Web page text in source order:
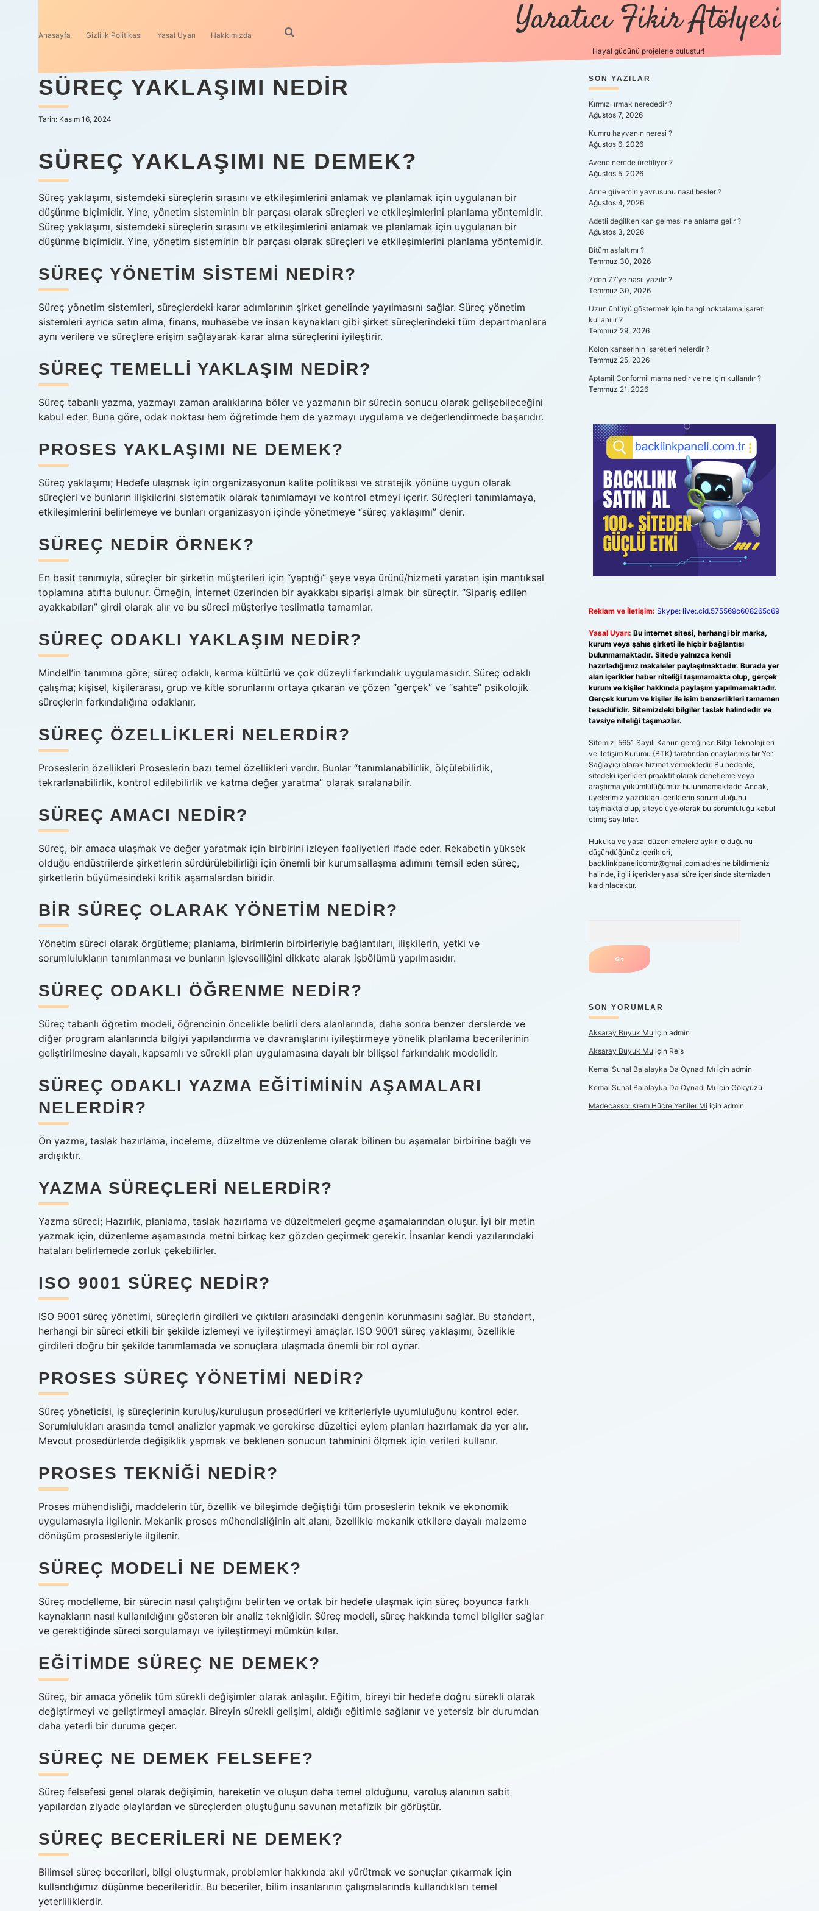
Anasayfa Gizlilik Politikası Yasal Uyarı Hakkımızda Yaratıcı Fikir Atölyesi
Hayal gücünü projelerle buluştur!
SÜREÇ YAKLAŞIMI NEDIR
Tarih: Kasım 16, 2024
SÜREÇ YAKLAŞIMI NE DEMEK?
Süreç yaklaşımı, sistemdeki süreçlerin sırasını ve etkileşimlerini anlamak ve planlamak için uygulanan bir
düşünme biçimidir. Yine, yönetim sisteminin bir parçası olarak süreçleri ve etkileşimlerini planlama yöntemidir.
Süreç yaklaşımı, sistemdeki süreçlerin sırasını ve etkileşimlerini anlamak ve planlamak için uygulanan bir
düşünme biçimidir. Yine, yönetim sisteminin bir parçası olarak süreçleri ve etkileşimlerini planlama yöntemidir.
SÜREÇ YÖNETIM SISTEMI NEDIR?
Süreç yönetim sistemleri, süreçlerdeki karar adımlarının şirket genelinde yayılmasını sağlar. Süreç yönetim
sistemleri ayrıca satın alma, finans, muhasebe ve insan kaynakları gibi şirket süreçlerindeki tüm departmanlara
aynı verilere ve süreçlere erişim sağlayarak karar alma süreçlerini iyileştirir.
SÜREÇ TEMELLI YAKLAŞIM NEDIR?
Süreç tabanlı yazma, yazmayı zaman aralıklarına böler ve yazmanın bir sürecin sonucu olarak gelişebileceğini
kabul eder. Buna göre, odak noktası hem öğretimde hem de yazmayı uygulama ve değerlendirmede başarıdır.
PROSES YAKLAŞIMI NE DEMEK?
Süreç yaklaşımı; Hedefe ulaşmak için organizasyonun kalite politikası ve stratejik yönüne uygun olarak
süreçleri ve bunların ilişkilerini sistematik olarak tanımlamayı ve kontrol etmeyi içerir. Süreçleri tanımlamaya,
etkileşimlerini belirlemeye ve bunları organizasyon içinde yönetmeye “süreç yaklaşımı” denir.
SÜREÇ NEDIR ÖRNEK?
En basit tanımıyla, süreçler bir şirketin müşterileri için “yaptığı” şeye veya ürünü/hizmeti yaratan işin mantıksal
toplamına atıfta bulunur. Örneğin, İnternet üzerinden bir ayakkabı siparişi almak bir süreçtir. “Sipariş edilen
ayakkabıları” girdi olarak alır ve bu süreci müşteriye teslimatla tamamlar.
SÜREÇ ODAKLI YAKLAŞIM NEDIR?
Mindell’in tanımına göre; süreç odaklı, karma kültürlü ve çok düzeyli farkındalık uygulamasıdır. Süreç odaklı
çalışma; kişisel, kişilerarası, grup ve kitle sorunlarını ortaya çıkaran ve çözen “gerçek” ve “sahte” psikolojik
süreçlerin farkındalığına odaklanır.
SÜREÇ ÖZELLIKLERI NELERDIR?
Proseslerin özellikleri Proseslerin bazı temel özellikleri vardır. Bunlar “tanımlanabilirlik, ölçülebilirlik,
tekrarlanabilirlik, kontrol edilebilirlik ve katma değer yaratma” olarak sıralanabilir.
SÜREÇ AMACI NEDIR?
Süreç, bir amaca ulaşmak ve değer yaratmak için birbirini izleyen faaliyetleri ifade eder. Rekabetin yüksek
olduğu endüstrilerde şirketlerin sürdürülebilirliği için önemli bir kurumsallaşma adımını temsil eden süreç,
şirketlerin büyümesindeki kritik aşamalardan biridir.
BIR SÜREÇ OLARAK YÖNETIM NEDIR?
Yönetim süreci olarak örgütleme; planlama, birimlerin birbirleriyle bağlantıları, ilişkilerin, yetki ve
sorumlulukların tanımlanması ve bunların işlevselliğini dikkate alarak işbölümü yapılmasıdır.
SÜREÇ ODAKLI ÖĞRENME NEDIR?
Süreç tabanlı öğretim modeli, öğrencinin öncelikle belirli ders alanlarında, daha sonra benzer derslerde ve
diğer program alanlarında bilgiyi yapılandırma ve davranışlarını iyileştirmeye yönelik planlama becerilerinin
geliştirilmesine dayalı, kapsamlı ve sürekli plan uygulamasına dayalı bir bilişsel farkındalık modelidir.
SÜREÇ ODAKLI YAZMA EĞITIMININ AŞAMALARI
NELERDIR?
Ön yazma, taslak hazırlama, inceleme, düzeltme ve düzenleme olarak bilinen bu aşamalar birbirine bağlı ve
ardışıktır.
YAZMA SÜREÇLERI NELERDIR?
Yazma süreci; Hazırlık, planlama, taslak hazırlama ve düzeltmeleri geçme aşamalarından oluşur. İyi bir metin
yazmak için, düzenleme aşamasında metni birkaç kez gözden geçirmek gerekir. İnsanlar kendi yazılarındaki
hataları belirlemede zorluk çekebilirler.
ISO 9001 SÜREÇ NEDIR?
ISO 9001 süreç yönetimi, süreçlerin girdileri ve çıktıları arasındaki dengenin korunmasını sağlar. Bu standart,
herhangi bir süreci etkili bir şekilde izlemeyi ve iyileştirmeyi amaçlar. ISO 9001 süreç yaklaşımı, özellikle
girdileri doğru bir şekilde tanımlamada ve sonuçlara ulaşmada önemli bir rol oynar.
PROSES SÜREÇ YÖNETIMI NEDIR?
Süreç yöneticisi, iş süreçlerinin kuruluş/kuruluşun prosedürleri ve kriterleriyle uyumluluğunu kontrol eder.
Sorumlulukları arasında temel analizler yapmak ve gerekirse düzeltici eylem planları hazırlamak da yer alır.
Mevcut prosedürlerde değişiklik yapmak ve beklenen sonucun tahminini ölçmek için verileri kullanır.
PROSES TEKNIĞI NEDIR?
Proses mühendisliği, maddelerin tür, özellik ve bileşimde değiştiği tüm proseslerin teknik ve ekonomik
uygulamasıyla ilgilenir. Mekanik proses mühendisliğinin alt alanı, özellikle mekanik etkilere dayalı malzeme
dönüşüm prosesleriyle ilgilenir.
SÜREÇ MODELI NE DEMEK?
Süreç modelleme, bir sürecin nasıl çalıştığını belirten ve ortak bir hedefe ulaşmak için süreç boyunca farklı
kaynakların nasıl kullanıldığını gösteren bir analiz tekniğidir. Süreç modeli, süreç hakkında temel bilgiler sağlar
ve gerektiğinde süreci sorgulamayı ve iyileştirmeyi mümkün kılar.
EĞITIMDE SÜREÇ NE DEMEK?
Süreç, bir amaca yönelik tüm sürekli değişimler olarak anlaşılır. Eğitim, bireyi bir hedefe doğru sürekli olarak
değiştirmeyi ve geliştirmeyi amaçlar. Bireyin sürekli gelişimi, aldığı eğitimle sağlanır ve yetersiz bir durumdan
daha yeterli bir duruma geçer.
SÜREÇ NE DEMEK FELSEFE?
Süreç felsefesi genel olarak değişimin, hareketin ve oluşun daha temel olduğunu, varoluş alanının sabit
yapılardan ziyade olaylardan ve süreçlerden oluştuğunu savunan metafizik bir görüştür.
SÜREÇ BECERILERI NE DEMEK?
Bilimsel süreç becerileri, bilgi oluşturmak, problemler hakkında akıl yürütmek ve sonuçlar çıkarmak için
kullandığımız düşünme becerileridir. Bu beceriler, bilim insanlarının çalışmalarında kullandıkları temel
yeterliliklerdir.
SIDEBAR
SON YAZILAR
Kırmızı ırmak nerededir ?
Ağustos 7, 2026
Kumru hayvanın neresi ?
Ağustos 6, 2026
Avene nerede üretiliyor ?
Ağustos 5, 2026
Anne güvercin yavrusunu nasıl besler ?
Ağustos 4, 2026
Adetli değilken kan gelmesi ne anlama gelir ?
Ağustos 3, 2026
Bitüm asfalt mı ?
Temmuz 30, 2026
7’den 77’ye nasıl yazılır ?
Temmuz 30, 2026
Uzun ünlüyü göstermek için hangi noktalama işareti
kullanılır ?
Temmuz 29, 2026
Kolon kanserinin işaretleri nelerdir ?
Temmuz 25, 2026
Aptamil Conformil mama nedir ve ne için kullanılır ?
Temmuz 21, 2026
Reklam ve İletişim: Skype: live:.cid.575569c608265c69
Yasal Uyarı: Bu internet sitesi, herhangi bir marka,
kurum veya şahıs şirketi ile hiçbir bağlantısı
bulunmamaktadır. Sitede yalnızca kendi
hazırladığımız makaleler paylaşılmaktadır. Burada yer
alan içerikler haber niteliği taşımamakta olup, gerçek
kurum ve kişiler hakkında paylaşım yapılmamaktadır.
Gerçek kurum ve kişiler ile isim benzerlikleri tamamen
tesadüfidir. Sitemizdeki bilgiler taslak halindedir ve
tavsiye niteliği taşımazlar.
Sitemiz, 5651 Sayılı Kanun gereğince Bilgi Teknolojileri
ve İletişim Kurumu (BTK) tarafından onaylanmış bir Yer
Sağlayıcı olarak hizmet vermektedir. Bu nedenle,
sitedeki içerikleri proaktif olarak denetleme veya
araştırma yükümlülüğümüz bulunmamaktadır. Ancak,
üyelerimiz yazdıkları içeriklerin sorumluluğunu
taşımakta olup, siteye üye olarak bu sorumluluğu kabul
etmiş sayılırlar.
Hukuka ve yasal düzenlemelere aykırı olduğunu
düşündüğünüz içerikleri,
backlinkpanelicomtr@gmail.comadresine bildirmeniz
halinde, ilgili içerikler yasal süre içerisinde sitemizden
kaldırılacaktır.
SON YORUMLAR
Aksaray Buyuk Mu için admin
Aksaray Buyuk Mu için Reis
Kemal Sunal Balalayka Da Oynadı Mı için admin
Kemal Sunal Balalayka Da Oynadı Mı için Gökyüzü
Madecassol Krem Hücre Yeniler Mi için admin